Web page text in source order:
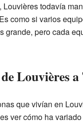
Louvières todavía
como si varios
grande, pero cada
Louvières a
que vivían en
ver cómo ha